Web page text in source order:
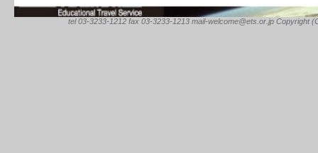
tel 03-3233-1212 fax 03-3233-1213 mail-welcome@ets.or.jp Copyright